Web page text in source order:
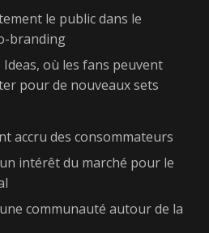
le public dans le
branding
Ideas, où les fans peuvent
pour de nouveaux sets
accru des consommateurs
intérêt du marché pour le
communauté autour de la